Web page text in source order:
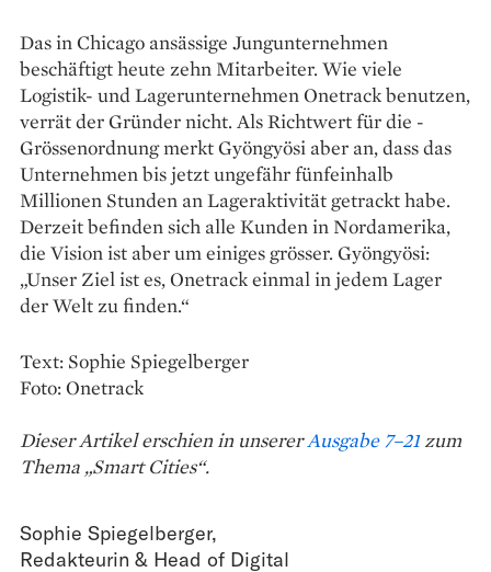
Das in Chicago ansässige Jungunternehmen
beschäftigt heute zehn Mitarbeiter. Wie viele
Logistik- und Lagerunternehmen Onetrack benutzen,
verrät der Gründer nicht. Als Richtwert für die ­
Grössenordnung merkt ­Gyöngyösi aber an, dass das
Unternehmen bis jetzt ungefähr fünfeinhalb
Millionen Stunden an Lageraktivität getrackt habe.
Derzeit befinden sich alle Kunden in Nordamerika,
die Vision ist aber um einiges grösser. Gyöngyösi:
„Unser Ziel ist es, Onetrack einmal in jedem ­Lager
der Welt zu finden.“
Text: Sophie Spiegelberger
Foto: Onetrack
Dieser Artikel erschien in unsererAusgabe 7–21zum
Thema „Smart Cities“.
Sophie Spiegelberger,
Redakteurin & Head of Digital